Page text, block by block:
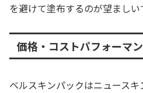
を避けて塗布するのが望ましい
価格・コストパフォーマ
ベルスキンパックはニュース